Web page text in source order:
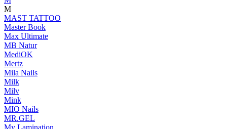
M
MAST TATTOO
Master Book
Max Ultimate
MB Natur
MediOK
Mertz
Mila Nails
Milk
Milv
Mink
MIO Nails
MR.GEL
My Lamination